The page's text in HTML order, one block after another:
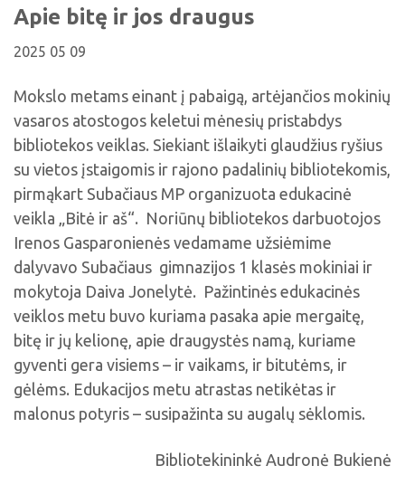
Biblioteka visiems
Viktorinos
Žymūs kupiškėnai
Skulptūros, prabylančios autoriaus balsu
Mūsų kraštas
Virtualios parodos
Edukaciniai užsiėmimai
NVŠ programa „Atrask ir kurk"
Periodiniai leidiniai
Tau patiks
Naudinga informacija
Padaliniai
Apie bitę ir jos draugus
2025 05 09
Mokslo metams einant į pabaigą, artėjančios mokinių
vasaros atostogos keletui mėnesių pristabdys
bibliotekos veiklas. Siekiant išlaikyti glaudžius ryšius
su vietos įstaigomis ir rajono padalinių bibliotekomis,
pirmąkart Subačiaus MP organizuota edukacinė
veikla „Bitė ir aš“. Noriūnų bibliotekos darbuotojos
Irenos Gasparonienės vedamame užsiėmime
dalyvavo Subačiaus gimnazijos 1 klasės mokiniai ir
mokytoja Daiva Jonelytė. Pažintinės edukacinės
veiklos metu buvo kuriama pasaka apie mergaitę,
bitę ir jų kelionę, apie draugystės namą, kuriame
gyventi gera visiems – ir vaikams, ir bitutėms, ir
gėlėms. Edukacijos metu atrastas netikėtas ir
malonus potyris – susipažinta su augalų sėklomis.
Bibliotekininkė Audronė Bukienė